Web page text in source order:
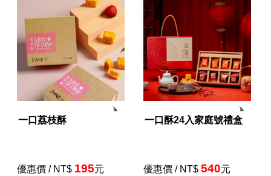
一口荔枝酥
優惠價 / NT$ 195元
一口酥24入家庭號禮盒
優惠價 / NT$ 540元